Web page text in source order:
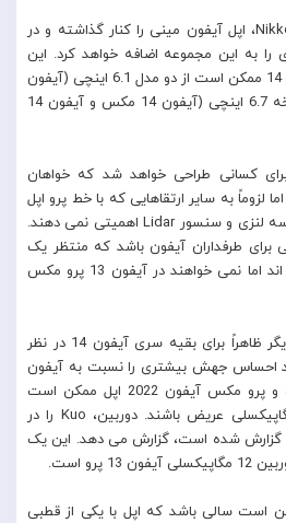
طبق گزارش Nikkei Asian Review، اپل آیفون مینی را کنار گذاشته و در
دیگری را به این مجموعه اضافه خواهد کرد. این
بدان معناست که سری آیفون 14 ممکن است از دو مدل 6.1 اینچی (آیفون
14 و آیفون 14 پرو) و دو نسخه 6.7 اینچی (آیفون 14 مکس و آیفون 14
برای کسانی طراحی خواهد شد که خواهان
لزوماً به سایر ارتقاهایی که با خط پرو اپل
ارائه می شوند، مانند دوربین سه لنزی و سنسور Lidar اهمیتی نمی دهند.
برای طرفداران آیفون باشد که منتظر یک
صفحه نمایش غول پیکر بوده اند اما نمی خواهند در آیفون 13 پرو مکس
برخی ارتقاهای هیجان انگیز دیگر ظاهراً برای بقیه سری آیفون 14 در نظر
احساس جهش بیشتری را نسبت به آیفون
13 ایجاد کند. نسخه های پرو و ​​پرو مکس آیفون 2022 اپل ممکن است
دارای یک صفحه عقب 48 مگاپیکسلی عریض باشند. دوربین، Kuo را در
یادداشتی که توسط 9to5Mac گزارش شده است، گزارش می دهد. این یک
است.
سال 2022 ممکن است سالی باشد که اپل با یکی از قطبی